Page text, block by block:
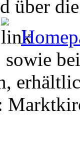
über